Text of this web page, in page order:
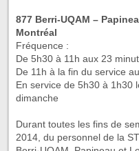
877 Berri-UQAM –
Montréal
Fréquence :
De 5h30 à 11h aux 23
De 11h à la fin du service
En service de 5h30 à 1h30
dimanche
Durant toutes les fins de
2014, du personnel de la